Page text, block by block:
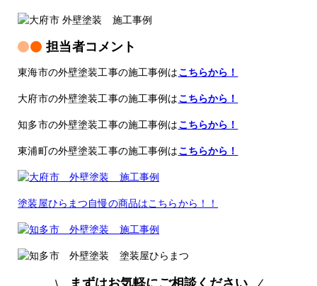
担当者コメント
東海市の外壁塗装工事の施工事例は こちらから！
大府市の外壁塗装工事の施工事例は こちらから！
知多市の外壁塗装工事の施工事例は こちらから！
東浦町の外壁塗装工事の施工事例は こちらから！
塗装屋ひらまつ自慢の商品はこちらから！！
まずはお気軽にご相談ください